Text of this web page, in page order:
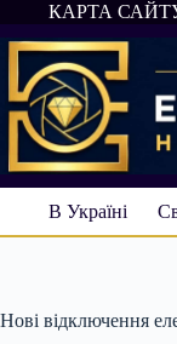
Перейти
до
вмісту
КАРТА
В Україні
Нові відключення